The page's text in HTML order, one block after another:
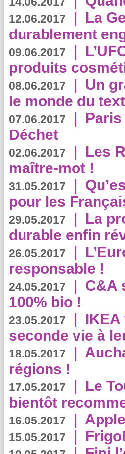
12.06.2017 | La
durablement
09.06.2017 |
produits
08.06.2017 | Un
le monde du
07.06.2017 |
Déchet
02.06.2017 | Les
maître-mot !
31.05.2017 |
pour les
29.05.2017 | La
durable enfin
26.05.2017 |
responsable !
24.05.2017 | C&A
100% bio !
23.05.2017 |
seconde vie à
18.05.2017 |
régions !
17.05.2017 | Le
bientôt
16.05.2017 |
15.05.2017 |